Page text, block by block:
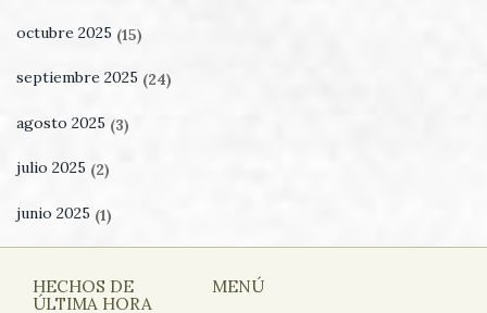
octubre 2025 (15)
septiembre 2025 (24)
agosto 2025 (3)
julio 2025 (2)
junio 2025 (1)
HECHOS DE
ÚLTIMA HORA
MENÚ